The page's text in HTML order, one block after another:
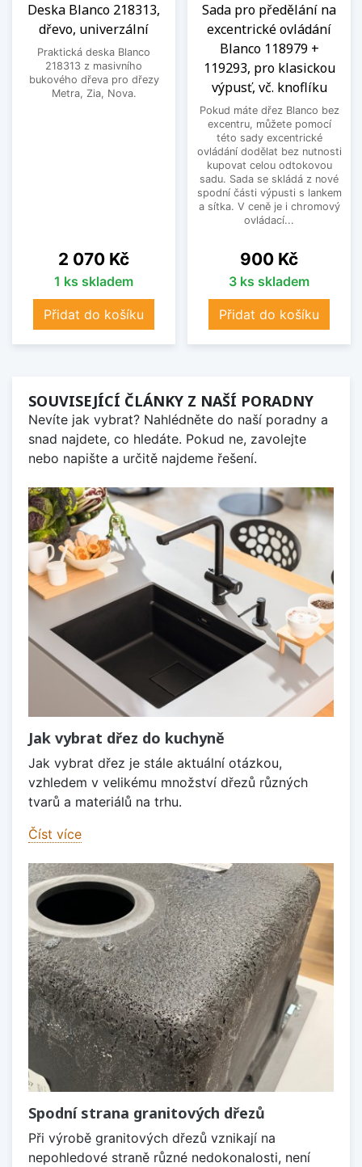
Deska Blanco 218313,
dřevo, univerzální
Praktická deska Blanco
218313 z masivního
bukového dřeva pro dřezy
Metra, Zia, Nova.
Cena
2 070 Kč
1 ks skladem
Přidat do košíku
Sada pro předělání na
excentrické ovládání
Blanco 118979 +
119293, pro klasickou
výpusť, vč. knoflíku
Pokud máte dřez Blanco bez
excentru, můžete pomocí
této sady excentrické
ovládání dodělat bez nutnosti
kupovat celou odtokovou
sadu. Sada se skládá z nové
spodní části výpusti s lankem
a sítka. V ceně je i chromový
ovládací...
Cena
900 Kč
3 ks skladem
Přidat do košíku
SOUVISEJÍCÍ ČLÁNKY Z NAŠÍ PORADNY
Nevíte jak vybrat? Nahlédněte do naší poradny a
snad najdete, co hledáte. Pokud ne, zavolejte
nebo napište a určitě najdeme řešení.
Jak vybrat dřez do kuchyně
Jak vybrat dřez je stále aktuální otázkou,
vzhledem v velikému množství dřezů různých
tvarů a materiálů na trhu.
Číst více
Spodní strana granitových dřezů
Při výrobě granitových dřezů vznikají na
nepohledové straně různé nedokonalosti, není